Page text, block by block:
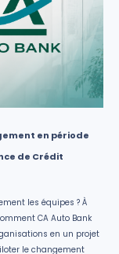
en période
de Crédit
les équipes ? À
CA Auto Bank
en un projet
le changement